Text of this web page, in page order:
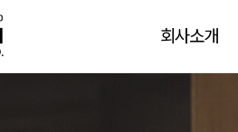
회사소개